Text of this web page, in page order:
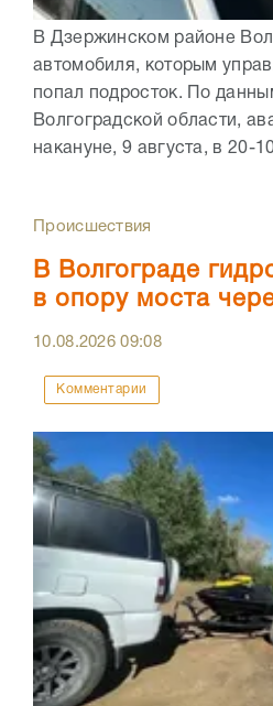
В Дзержинском районе
автомобиля, которым
попал подросток. По
Волгоградской области,
накануне, 9 августа, в 20-
Происшествия
В Волгограде
в опору моста
10.08.202609:08
Комментарии